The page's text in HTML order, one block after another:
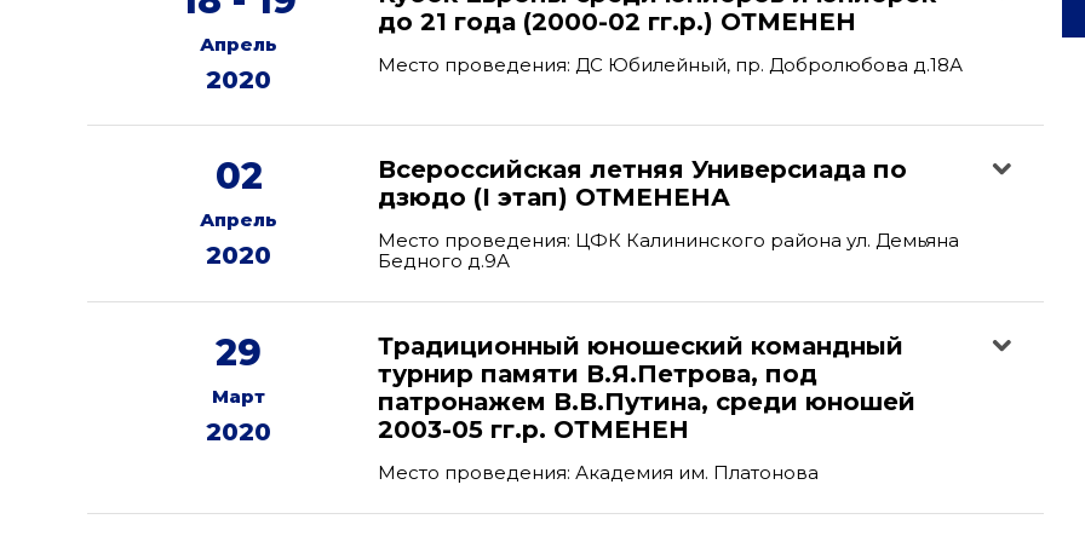
Апрель
2020
до 21 года (2000-02 гг.р.) ОТМЕНЕН
Место проведения: ДС Юбилейный, пр. Добролюбова д.18А
02
Апрель
2020
Всероссийская летняя Универсиада по
дзюдо (I этап) ОТМЕНЕНА
Место проведения: ЦФК Калининского района ул. Демьяна
Бедного д.9А
29
Март
2020
Традиционный юношеский командный
турнир памяти В.Я.Петрова, под
патронажем В.В.Путина, среди юношей
2003-05 гг.р. ОТМЕНЕН
Место проведения: Академия им. Платонова